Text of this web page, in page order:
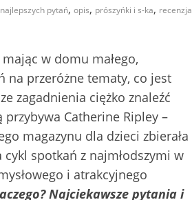
pytań, opis, prószyńki i s-ka, recenzja
w domu małego,
na przeróżne tematy, co jest
zagadnienia ciężko znaleźć
Catherine Ripley –
magazynu dla dzieci zbierała
cykl spotkań z najmłodszymi w
i atrakcyjnego
Najciekawsze pytania i